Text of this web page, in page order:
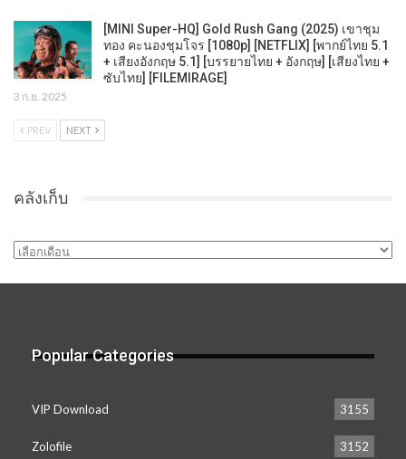
[MINI Super-HQ] Gold Rush Gang (2025) เขาชุม
ทอง คะนองชุมโจร [1080p] [NETFLIX] [พากย์ไทย 5.1
+ เสียงอังกฤษ 5.1] [บรรยายไทย + อังกฤษ] [เสียงไทย +
ซับไทย] [FILEMIRAGE]
3 ก.ย. 2025
PREV NEXT
คลังเก็บ
คลัง
Popular Categories
VIP Download 3155
Zolofile 3152